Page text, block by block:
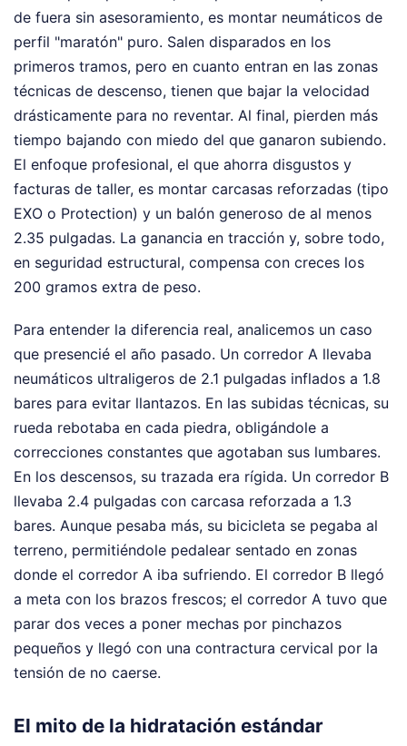
de fuera sin asesoramiento, es montar neumáticos de
perfil "maratón" puro. Salen disparados en los
primeros tramos, pero en cuanto entran en las zonas
técnicas de descenso, tienen que bajar la velocidad
drásticamente para no reventar. Al final, pierden más
tiempo bajando con miedo del que ganaron subiendo.
El enfoque profesional, el que ahorra disgustos y
facturas de taller, es montar carcasas reforzadas (tipo
EXO o Protection) y un balón generoso de al menos
2.35 pulgadas. La ganancia en tracción y, sobre todo,
en seguridad estructural, compensa con creces los
200 gramos extra de peso.
Para entender la diferencia real, analicemos un caso
que presencié el año pasado. Un corredor A llevaba
neumáticos ultraligeros de 2.1 pulgadas inflados a 1.8
bares para evitar llantazos. En las subidas técnicas, su
rueda rebotaba en cada piedra, obligándole a
correcciones constantes que agotaban sus lumbares.
En los descensos, su trazada era rígida. Un corredor B
llevaba 2.4 pulgadas con carcasa reforzada a 1.3
bares. Aunque pesaba más, su bicicleta se pegaba al
terreno, permitiéndole pedalear sentado en zonas
donde el corredor A iba sufriendo. El corredor B llegó
a meta con los brazos frescos; el corredor A tuvo que
parar dos veces a poner mechas por pinchazos
pequeños y llegó con una contractura cervical por la
tensión de no caerse.
El mito de la hidratación estándar